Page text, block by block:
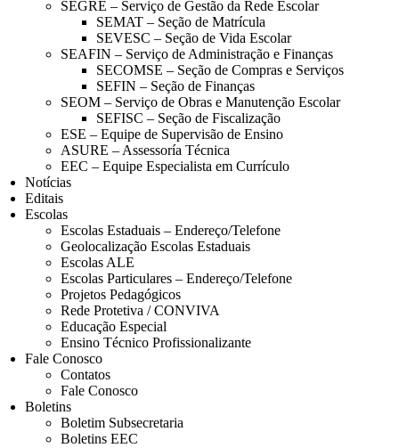
SEGRE – Serviço de Gestão da Rede Escolar
SEMAT – Seção de Matrícula
SEVESC – Seção de Vida Escolar
SEAFIN – Serviço de Administração e Finanças
SECOMSE – Seção de Compras e Serviços
SEFIN – Seção de Finanças
SEOM – Serviço de Obras e Manutenção Escolar
SEFISC – Seção de Fiscalização
ESE – Equipe de Supervisão de Ensino
ASURE – Assessoría Técnica
EEC – Equipe Especialista em Currículo
Notícias
Editais
Escolas
Escolas Estaduais – Endereço/Telefone
Geolocalização Escolas Estaduais
Escolas ALE
Escolas Particulares – Endereço/Telefone
Projetos Pedagógicos
Rede Protetiva / CONVIVA
Educação Especial
Ensino Técnico Profissionalizante
Fale Conosco
Contatos
Fale Conosco
Boletins
Boletim Subsecretaria
Boletins EEC